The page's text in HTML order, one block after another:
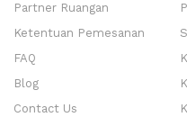
Partner Ruangan
Ketentuan Pemesanan
FAQ
Blog
Contact Us